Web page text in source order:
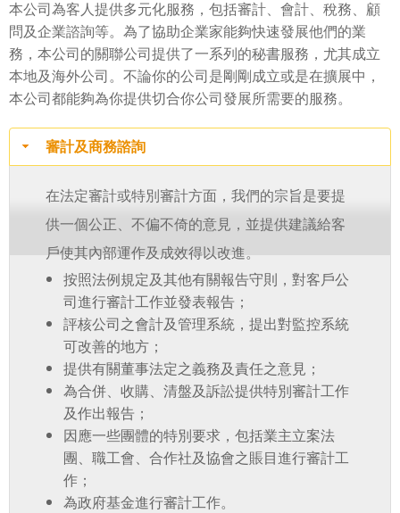
本公司為客人提供多元化服務，包括審計、會計、稅務、顧
問及企業諮詢等。為了協助企業家能夠快速發展他們的業
務，本公司的關聯公司提供了一系列的秘書服務，尤其成立
本地及海外公司。不論你的公司是剛剛成立或是在擴展中，
本公司都能夠為你提供切合你公司發展所需要的服務。
審計及商務諮詢
在法定審計或特別審計方面，我們的宗旨是要提
供一個公正、不偏不倚的意見，並提供建議給客
戶使其內部運作及成效得以改進。
按照法例規定及其他有關報告守則，對客戶公
司進行審計工作並發表報告；
評核公司之會計及管理系統，提出對監控系統
可改善的地方；
提供有關董事法定之義務及責任之意見；
為合併、收購、清盤及訴訟提供特別審計工作
及作出報告；
因應一些團體的特別要求，包括業主立案法
團、職工會、合作社及協會之賬目進行審計工
作；
為政府基金進行審計工作。